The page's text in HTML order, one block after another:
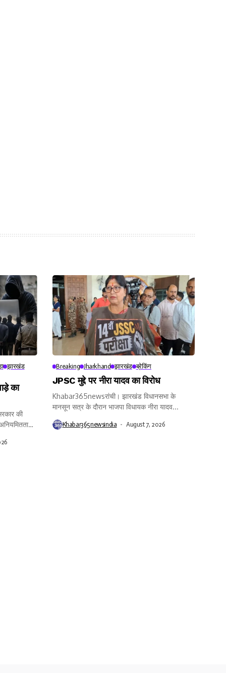
झारखंड
का
की
Breaking Jharkhand झारखंड ब्रेकिंग
JPSC मुद्दे पर नीरा यादव का विरोध
Khabar365newsरांची। झारखंड विधानसभा के
मानसून सत्र के दौरान भाजपा विधायक नीरा यादव...
Khabar365newsindia August 7, 2026